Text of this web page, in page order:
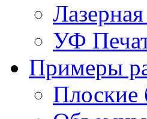
Лазерная
УФ
Примеры
Плоские